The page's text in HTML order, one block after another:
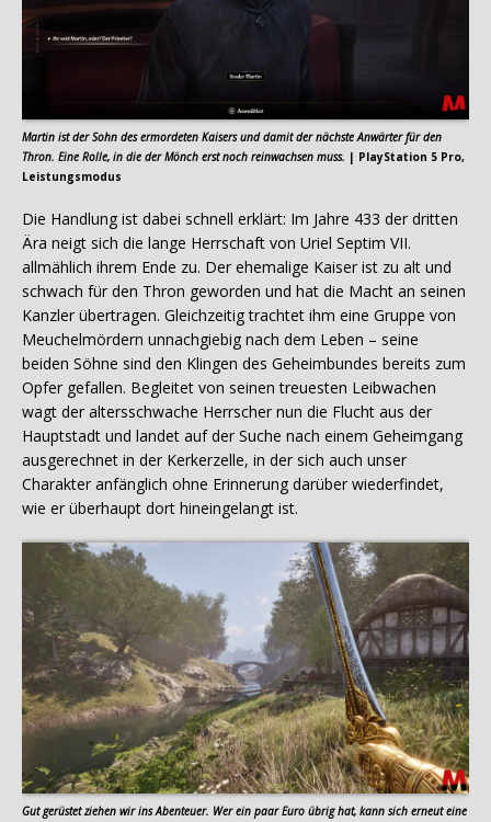
Martin ist der Sohn des ermordeten Kaisers und damit der nächste Anwärter für den
Thron. Eine Rolle, in die der Mönch erst noch reinwachsen muss. | PlayStation 5 Pro,
Leistungsmodus
Die Handlung ist dabei schnell erklärt: Im Jahre 433 der dritten
Ära neigt sich die lange Herrschaft von Uriel Septim VII.
allmählich ihrem Ende zu. Der ehemalige Kaiser ist zu alt und
schwach für den Thron geworden und hat die Macht an seinen
Kanzler übertragen. Gleichzeitig trachtet ihm eine Gruppe von
Meuchelmördern unnachgiebig nach dem Leben – seine
beiden Söhne sind den Klingen des Geheimbundes bereits zum
Opfer gefallen. Begleitet von seinen treuesten Leibwachen
wagt der altersschwache Herrscher nun die Flucht aus der
Hauptstadt und landet auf der Suche nach einem Geheimgang
ausgerechnet in der Kerkerzelle, in der sich auch unser
Charakter anfänglich ohne Erinnerung darüber wiederfindet,
wie er überhaupt dort hineingelangt ist.
Gut gerüstet ziehen wir ins Abenteuer. Wer ein paar Euro übrig hat, kann sich erneut eine